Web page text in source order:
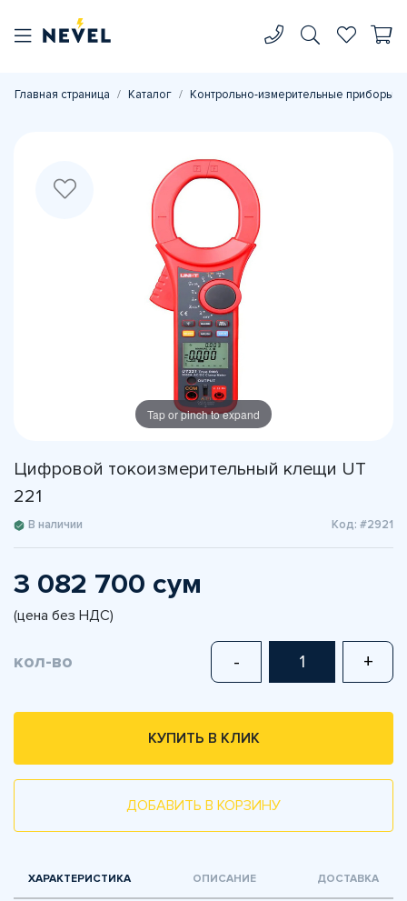
Главная страница Каталог Контрольно-измерительные приборы
Tap or pinch to expand
Цифровой токоизмерительный клещи UT
221
В наличии Код: #2921
3 082 700 сум
(цена без НДС)
кол-во - +
КУПИТЬ В КЛИК
ДОБАВИТЬ В КОРЗИНУ
ХАРАКТЕРИСТИКА ОПИСАНИЕ ДОСТАВКА